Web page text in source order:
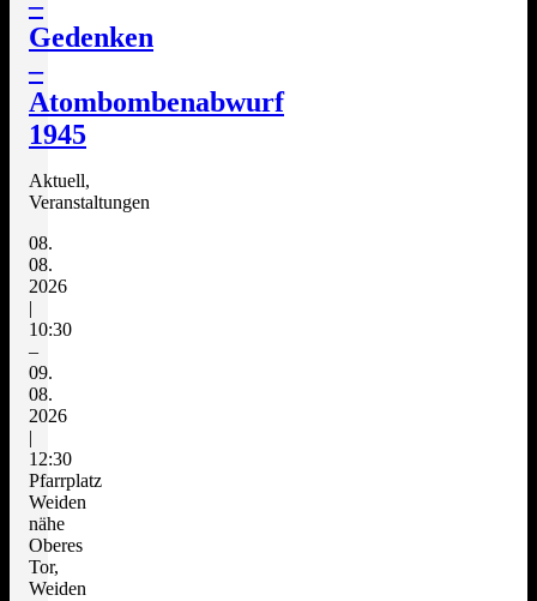
Gedenken
–
Atombombenabwurf
1945
Aktuell,
Veranstaltungen
08.
08.
2026
|
10:30
–
09.
08.
2026
|
12:30
Pfarrplatz
Weiden
nähe
Oberes
Tor,
Weiden